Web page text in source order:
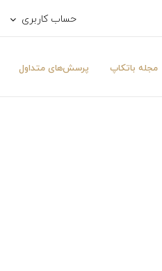
حساب کاربری
مجله باتکاپ پرسش‌های متداول